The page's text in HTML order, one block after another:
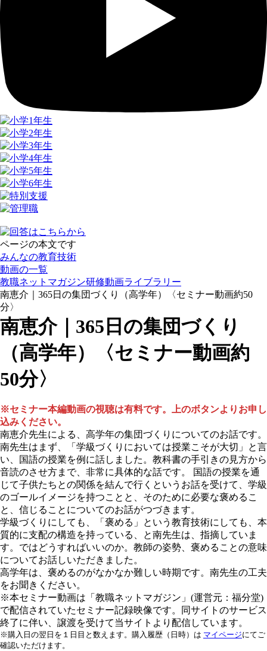
ページの本文です
みんなの教育技術
動画の一覧
教職ネットマガジン研修動画ライブラリー
南恵介｜365日の集団づくり（高学年）〈セミナー動画約50
分〉
南恵介｜365日の集団づくり
（高学年）〈セミナー動画約
50分〉
※セミナー本編動画の視聴は有料です。上のボタンよりお申し
込みください。
南恵介先生による、高学年の集団づくりについてのお話です。
南先生はまず、「学級づくりにおいては授業こそが大切」と言
い、国語の授業を例に話しました。教科書の手引きの見方から
音読のさせ方まで、非常に具体的な話です。 国語の授業を通
じて子供たちとの関係を結んで行くというお話を受けて、学級
のゴールイメージを持つことと、そのために必要な褒めるこ
と、信じることについてのお話がつづきます。
学級づくりにしても、「褒める」という教育技術にしても、本
質的に支配の構造を持っている、と南先生は、指摘していま
す。ではどうすればいいのか。教師の姿勢、褒めることの意味
についてお話しいただきました。
高学年は、褒めるのがなかなか難しい時期です。南先生の工夫
をお聞きください。
※本セミナー動画は「教職ネットマガジン」(運営元：福分堂)
で配信されていたセミナー記録映像です。同サイトのサービス
終了に伴い、譲渡を受けて当サイトより配信しています。
※購入日の翌日を１日目と数えます。購入履歴（日時）は マイページにてご
確認いただけます。